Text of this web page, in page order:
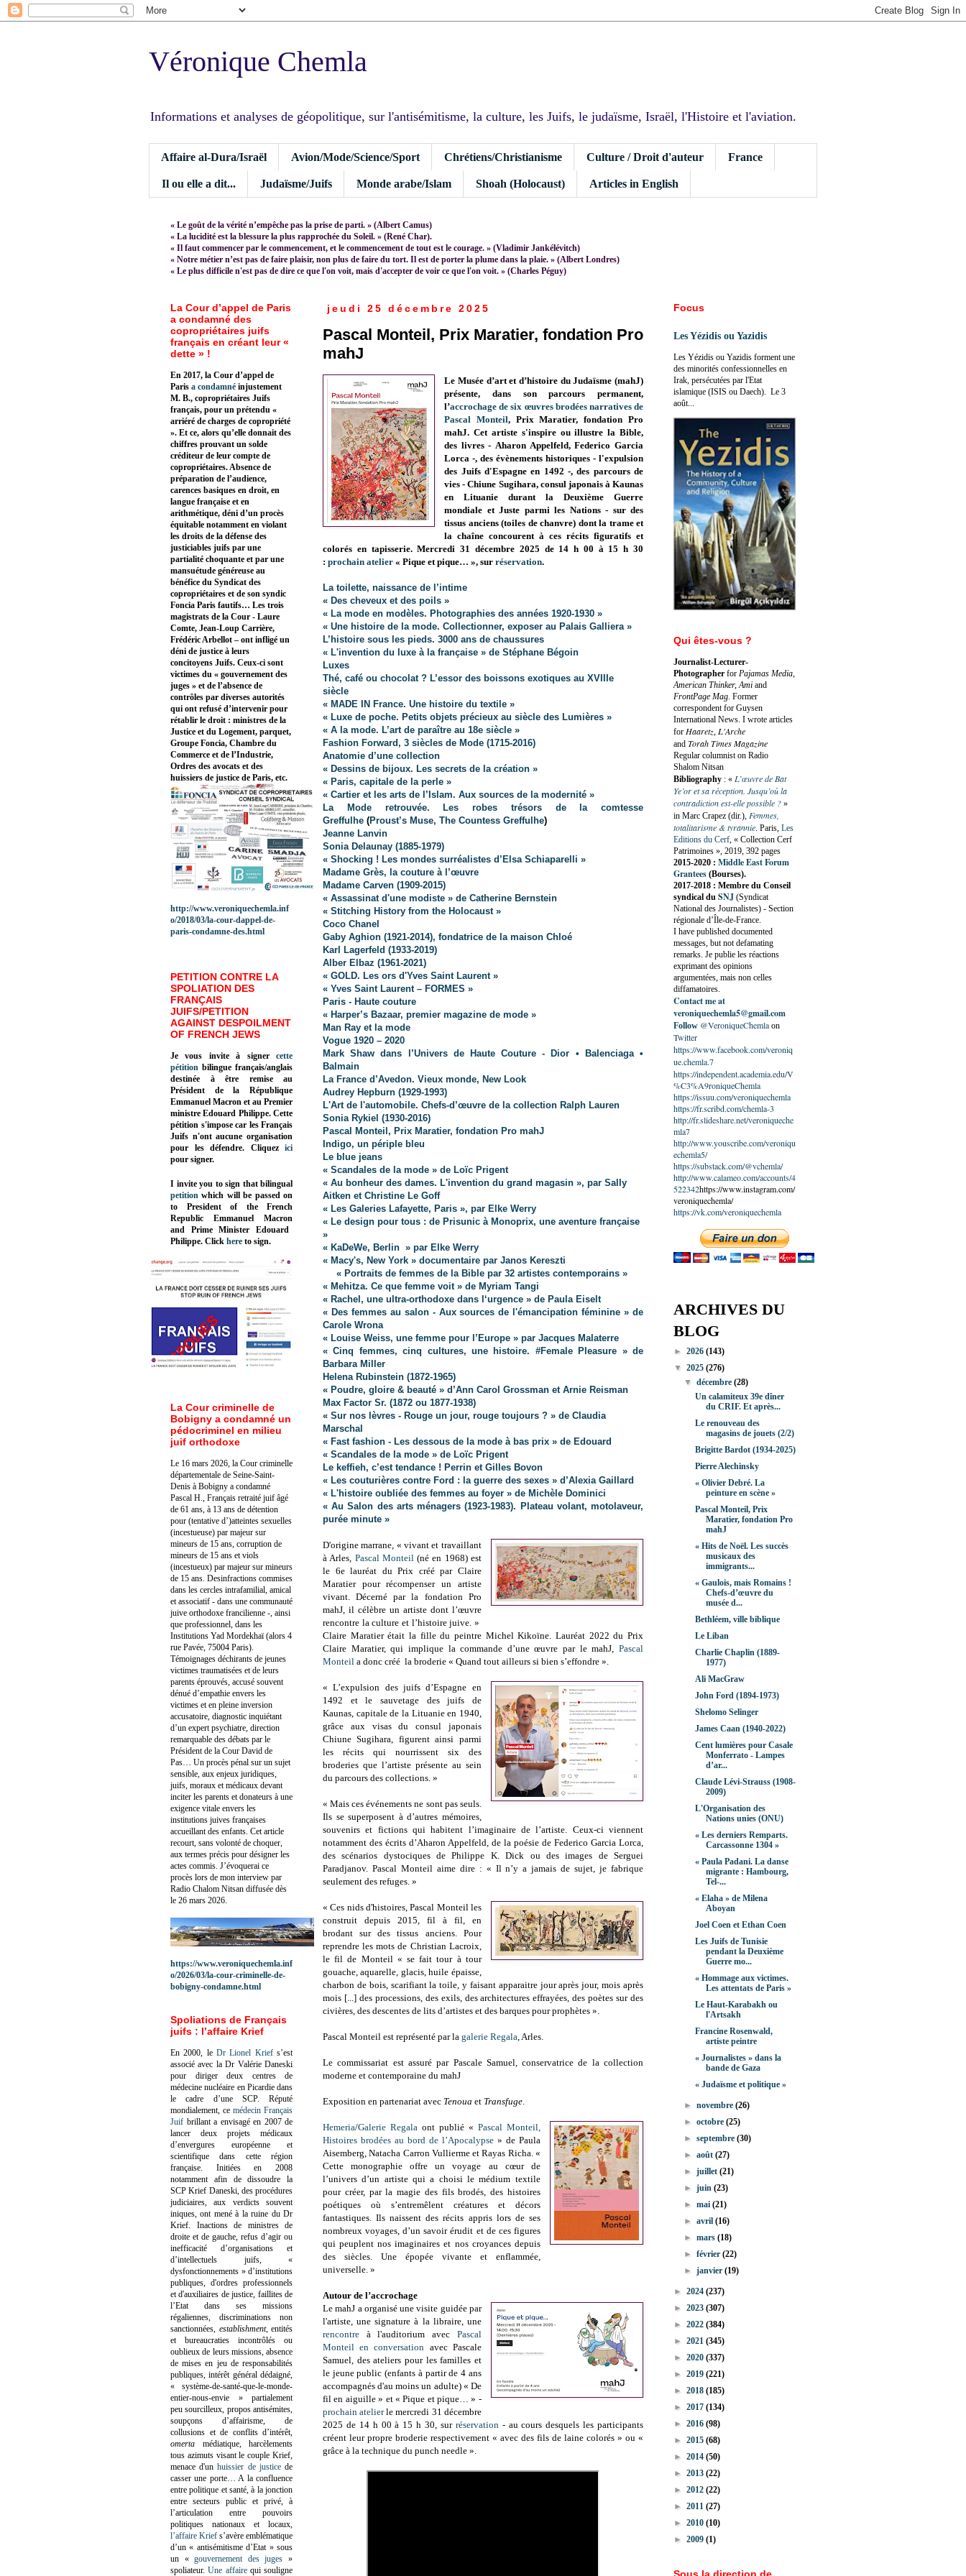
Véronique Chemla
Informations et analyses de géopolitique, sur l'antisémitisme, la culture, les Juifs, le judaïsme, Israël, l'Histoire et l'aviation.
Affaire al-Dura/Israël Avion/Mode/Science/Sport Chrétiens/Christianisme Culture / Droit d'auteur France
Il ou elle a dit... Judaïsme/Juifs Monde arabe/Islam Shoah (Holocaust) Articles in English
« Le goût de la vérité n’empêche pas la prise de parti. » (Albert Camus)
« La lucidité est la blessure la plus rapprochée du Soleil. » (René Char).
« Il faut commencer par le commencement, et le commencement de tout est le courage. » (Vladimir Jankélévitch)
« Notre métier n’est pas de faire plaisir, non plus de faire du tort. Il est de porter la plume dans la plaie. » (Albert Londres)
« Le plus difficile n'est pas de dire ce que l'on voit, mais d'accepter de voir ce que l'on voit. » (Charles Péguy)
jeudi 25 décembre 2025
Pascal Monteil, Prix Maratier, fondation Pro
mahJ
Le Musée d’art et d’histoire du Judaïsme (mahJ)
présente, dans son parcours permanent,
l’accrochage de six œuvres brodées narratives de
Pascal Monteil, Prix Maratier, fondation Pro
mahJ. Cet artiste s'inspire ou illustre la Bible,
des livres -Aharon Appelfeld, Federico Garcia
Lorca -, des évènements historiques - l'expulsion
des Juifs d'Espagne en 1492 -, des parcours de
vies -Chiune Sugihara, consul japonais à Kaunas
en Lituanie durant la Deuxième Guerre
mondiale et Juste parmi les Nations- sur des
tissus anciens (toiles de chanvre) dont la trame et
la chaîne concourent à ces récits figuratifs et
colorés en tapisserie. Mercredi 31 décembre 2025 de 14 h 00 à 15 h 30
: prochain atelier « Pique et pique… », sur réservation.
La toilette, naissance de l’intime
« Des cheveux et des poils »
« La mode en modèles. Photographies des années 1920-1930 »
« Une histoire de la mode. Collectionner, exposer au Palais Galliera »
L’histoire sous les pieds. 3000 ans de chaussures
« L'invention du luxe à la française » de Stéphane Bégoin
Luxes
Thé, café ou chocolat ? L’essor des boissons exotiques au XVIIIe
siècle
« MADE IN France. Une histoire du textile »
« Luxe de poche. Petits objets précieux au siècle des Lumières »
« A la mode. L’art de paraître au 18e siècle »
Fashion Forward, 3 siècles de Mode (1715-2016)
Anatomie d’une collection
« Dessins de bijoux. Les secrets de la création »
« Paris, capitale de la perle »
« Cartier et les arts de l’Islam. Aux sources de la modernité »
La Mode retrouvée. Les robes trésors de la comtesse
Greffulhe (Proust’s Muse, The Countess Greffulhe)
Jeanne Lanvin
Sonia Delaunay (1885-1979)
« Shocking ! Les mondes surréalistes d’Elsa Schiaparelli »
Madame Grès, la couture à l’œuvre
Madame Carven (1909-2015)
« Assassinat d'une modiste » de Catherine Bernstein
« Stitching History from the Holocaust »
Coco Chanel
Gaby Aghion (1921-2014), fondatrice de la maison Chloé
Karl Lagerfeld (1933-2019)
Alber Elbaz (1961-2021)
« GOLD. Les ors d'Yves Saint Laurent »
« Yves Saint Laurent – FORMES »
Paris - Haute couture
« Harper’s Bazaar, premier magazine de mode »
Man Ray et la mode
Vogue 1920 – 2020
Mark Shaw dans l’Univers de Haute Couture - Dior • Balenciaga •
Balmain
La France d’Avedon. Vieux monde, New Look
Audrey Hepburn (1929-1993)
L'Art de l'automobile. Chefs-d’œuvre de la collection Ralph Lauren
Sonia Rykiel (1930-2016)
Pascal Monteil, Prix Maratier, fondation Pro mahJ
Indigo, un périple bleu
Le blue jeans
« Scandales de la mode » de Loïc Prigent
« Au bonheur des dames. L'invention du grand magasin », par Sally
Aitken et Christine Le Goff
« Les Galeries Lafayette, Paris », par Elke Werry
« Le design pour tous : de Prisunic à Monoprix, une aventure française
»
« KaDeWe, Berlin » par Elke Werry
« Macy's, New York » documentaire par Janos Kereszti
« Portraits de femmes de la Bible par 32 artistes contemporains »
« Mehitza. Ce que femme voit » de Myriam Tangi
« Rachel, une ultra-orthodoxe dans l‘urgence » de Paula Eiselt
« Des femmes au salon - Aux sources de l'émancipation féminine » de
Carole Wrona
« Louise Weiss, une femme pour l’Europe » par Jacques Malaterre
« Cinq femmes, cinq cultures, une histoire. #Female Pleasure » de
Barbara Miller
Helena Rubinstein (1872-1965)
« Poudre, gloire & beauté » d’Ann Carol Grossman et Arnie Reisman
Max Factor Sr. (1872 ou 1877-1938)
« Sur nos lèvres - Rouge un jour, rouge toujours ? » de Claudia
Marschal
« Fast fashion - Les dessous de la mode à bas prix » de Edouard
« Scandales de la mode » de Loïc Prigent
Le keffieh, c’est tendance ! Perrin et Gilles Bovon
« Les couturières contre Ford : la guerre des sexes » d’Alexia Gaillard
« L'histoire oubliée des femmes au foyer » de Michèle Dominici
« Au Salon des arts ménagers (1923-1983). Plateau volant, motolaveur,
purée minute »
D'origine marrane, « vivant et travaillant
à Arles, Pascal Monteil(né en 1968) est
le 6e lauréat du Prix créé par Claire
Maratier pour récompenser un artiste
vivant. Décerné par la fondation Pro
mahJ, il célèbre un artiste dont l’œuvre
rencontre la culture et l’histoire juive. »
Claire Maratier était la fille du peintre Michel Kikoïne. Lauréat 2022 du Prix
Claire Maratier,qui implique la commande d’une œuvre par le mahJ,Pascal
Monteil a donc créé la broderie « Quand tout ailleurs si bien s’effondre ».
« L’expulsion des juifs d’Espagne en
1492 et le sauvetage des juifs de
Kaunas, capitale de la Lituanie en 1940,
grâce aux visas du consul japonais
Chiune Sugihara, figurent ainsi parmi
les récits qui nourrissent six des
broderies que l’artiste présente au sein
du parcours des collections. »
« Mais ces événements ne sont pas seuls.
Ils se superposent à d’autres mémoires,
souvenirs et fictions qui habitent l’imaginaire de l’artiste. Ceux-ci viennent
notamment des écrits d’Aharon Appelfeld, de la poésie de Federico Garcia Lorca,
des scénarios dystociques de Philippe K. Dick ou des images de Serguei
Paradjanov. Pascal Monteil aime dire : « Il n’y a jamais de sujet, je fabrique
seulement des refuges. »
« Ces nids d'histoires, Pascal Monteil les
construit depuis 2015, fil à fil, en
brodant sur des tissus anciens. Pour
reprendre les mots de Christian Lacroix,
le fil de Monteil « se fait tour à tour
gouache, aquarelle, glacis, huile épaisse,
charbon de bois, scarifiant la toile, y faisant apparaitre jour après jour, mois après
mois [...] des processions, des exils, des architectures effrayées, des poètes sur des
civières, des descentes de lits d’artistes et des barques pour prophètes ».
Pascal Monteil est représenté par la galerie Regala, Arles.
Le commissariat est assuré par Pascale Samuel, conservatrice de la collection
moderne et contemporaine du mahJ
Exposition en partenariat avec Tenoua et Transfuge.
Hemeria/Galerie Regalaont publié « Pascal Monteil,
Histoires brodées au bord de l’Apocalypse» de Paula
Aisemberg, Natacha Carron Vullierme et Rayas Richa. «
Cette monographie offre un voyage au cœur de
l’univers d’un artiste qui a choisi le médium textile
pour créer, par la magie des fils brodés, des histoires
poétiques où s’entremêlent créatures et décors
fantastiques. Ils naissent des récits appris lors de ses
nombreux voyages, d’un savoir érudit et de ces figures
qui peuplent nos imaginaires et nos croyances depuis
des siècles. Une épopée vivante et enflammée,
universelle. »
Autour de l’accrochage
Le mahJ a organisé une visite guidée par
l'artiste, une signature à la libraire, une
rencontre à l'auditorium avec Pascal
Monteil en conversation avec Pascale
Samuel, des ateliers pour les familles et
le jeune public (enfants à partir de 4 ans
accompagnés d'au moins un adulte) « De
fil en aiguille » et « Pique et pique… » -
prochain atelierle mercredi 31 décembre
2025 de 14 h 00 à 15 h 30, sur réservation- au cours desquels les participants
créent leur propre broderie respectivement « avec des fils de laine colorés » ou «
grâce à la technique du punch needle ».
La Cour d’appel de Paris
a condamné des
copropriétaires juifs
français en créant leur «
dette » !
En 2017, la Cour d’appel de
Paris a condamné injustement
M. B., copropriétaires Juifs
français, pour un prétendu «
arriéré de charges de copropriété
». Et ce, alors qu’elle donnait des
chiffres prouvant un solde
créditeur de leur compte de
copropriétaires. Absence de
préparation de l’audience,
carences basiques en droit, en
langue française et en
arithmétique, déni d’un procès
équitable notamment en violant
les droits de la défense des
justiciables juifs par une
partialité choquante et par une
mansuétude généreuse au
bénéfice du Syndicat des
copropriétaires et de son syndic
Foncia Paris fautifs… Les trois
magistrats de la Cour - Laure
Comte, Jean-Loup Carrière,
Frédéric Arbellot – ont infligé un
déni de justice à leurs
concitoyens Juifs. Ceux-ci sont
victimes du « gouvernement des
juges » et de l’absence de
contrôles par diverses autorités
qui ont refusé d’intervenir pour
rétablir le droit : ministres de la
Justice et du Logement, parquet,
Groupe Foncia, Chambre du
Commerce et de l’Industrie,
Ordres des avocats et des
huissiers de justice de Paris, etc.
http://www.veroniquechemla.inf
o/2018/03/la-cour-dappel-de-
paris-condamne-des.html
PETITION CONTRE LA
SPOLIATION DES
FRANÇAIS
JUIFS/PETITION
AGAINST DESPOILMENT
OF FRENCH JEWS
Je vous invite à signer cette
pétition bilingue français/anglais
destinée à être remise au
Président de la République
Emmanuel Macron et au Premier
ministre Edouard Philippe. Cette
pétition s'impose car les Français
Juifs n'ont aucune organisation
pour les défendre. Cliquez
ici
pour signer.
I invite you to sign that bilingual
petition which will be passed on
to President of the French
Republic Emmanuel Macron
and Prime Minister Edouard
Philippe. Click here to sign.
La Cour criminelle de
Bobigny a condamné un
pédocriminel en milieu
juif orthodoxe
Le 16 mars 2026, la Cour criminelle
départementale de Seine-Saint-
Denis à Bobigny a condamné
Pascal H., Français retraité juif âgé
de 61 ans, à 13 ans de détention
pour (tentative d’)atteintes sexuelles
(incestueuse) par majeur sur
mineurs de 15 ans, corruption de
mineurs de 15 ans et viols
(incestueux) par majeur sur mineurs
de 15 ans. Desinfractions commises
dans les cercles intrafamilial, amical
et associatif - dans une communauté
juive orthodoxe francilienne -, ainsi
que professionnel, dans les
Institutions Yad Mordekhaï (alors 4
rue Pavée, 75004 Paris).
Témoignages déchirants de jeunes
victimes traumatisées et de leurs
parents éprouvés, accusé souvent
dénué d’empathie envers les
victimes et en pleine inversion
accusatoire, diagnostic inquiétant
d’un expert psychiatre, direction
remarquable des débats par le
Président de la Cour David de
Pas… Un procès pénal sur un sujet
sensible, aux enjeux juridiques,
juifs, moraux et médicaux devant
inciter les parents et donateurs à une
exigence vitale envers les
institutions juives françaises
accueillant des enfants. Cet article
recourt, sans volonté de choquer,
aux termes précis pour désigner les
actes commis. J’évoquerai ce
procès lors de mon interview par
Radio Chalom Nitsan diffusée dès
le 26 mars 2026.
https://www.veroniquechemla.inf
o/2026/03/la-cour-criminelle-de-
bobigny-condamne.html
Spoliations de Français
juifs : l’affaire Krief
En 2000, le Dr Lionel Kriefs’est
associé avec la Dr Valérie Daneski
pour diriger deux centres de
médecine nucléaire en Picardie dans
le cadre d’une SCP. Réputé
mondialement, ce médecin Français
Juif brillant a envisagé en 2007 de
lancer deux projets médicaux
d’envergures européenne et
scientifique dans cette région
française. Initiées en 2008
notamment afin de dissoudre la
SCP Krief Daneski, des procédures
judiciaires, aux verdicts souvent
iniques, ont mené à la ruine du Dr
Krief. Inactions de ministres de
droite et de gauche, refus d’agir ou
inefficacité d’organisations et
d’intellectuels juifs, «
dysfonctionnements » d’institutions
publiques, d'ordres professionnels
et d'auxiliaires de justice, faillites de
l’Etat dans ses missions
régaliennes, discriminations non
sanctionnées, establishment, entités
et bureaucraties incontrôlés ou
oublieux de leurs missions, absence
de mises en jeu de responsabilités
publiques, intérêt général dédaigné,
« système-de-santé-que-le-monde-
entier-nous-envie » partialement
peu sourcilleux, propos antisémites,
soupçons d’affairisme, de
collusions et de conflits d’intérêt,
omerta médiatique, harcèlements
tous azimuts visant le couple Krief,
menace d'unhuissier de justicede
casser une porte… A la confluence
entre politique et santé, à la jonction
entre secteurs public et privé, à
l’articulation entre pouvoirs
politiques nationaux et locaux,
l’affaire Krief s’avère emblématique
d’un « antisémitisme d’Etat » sous
un «gouvernement des juges »
spoliateur.Une affairequi souligne
Focus
Les Yézidis ou Yazidis
Les Yézidis ou Yazidis forment une
des minorités confessionnelles en
Irak, persécutées par l'Etat
islamique (ISIS ou Daech). Le 3
août...
Qui êtes-vous ?
Journalist-Lecturer-
Photographer for Pajamas Media,
American Thinker, Ami and
FrontPage Mag. Former
correspondent for Guysen
International News. I wrote articles
for Haaretz, L'Arche
and Torah Times Magazine
Regular columnist on Radio
Shalom Nitsan
Bibliography : « L’œuvre de Bat
Ye’or et sa réception. Jusqu’où la
contradiction est-elle possible ? »
in Marc Crapez (dir.), Femmes,
totalitarisme & tyrannie. Paris, Les
Editions du Cerf, « Collection Cerf
Patrimoines », 2019, 392 pages
2015-2020 : Middle East Forum
Grantees (Bourses).
2017-2018 : Membre du Conseil
syndical du SNJ (Syndicat
National des Journalistes) - Section
régionale d’Île-de-France.
I have published documented
messages, but not defamating
remarks. Je publie les réactions
exprimant des opinions
argumentées, mais non celles
diffamatoires.
Contact me at
veroniquechemla5@gmail.com
Follow @VeroniqueChemlaon
Twitter
https://www.facebook.com/veroniq
ue.chemla.7
https://independent.academia.edu/V
%C3%A9roniqueChemla
https://issuu.com/veroniquechemla
https://fr.scribd.com/chemla-3
http://fr.slideshare.net/veroniqueche
mla7
http://www.youscribe.com/veroniqu
echemla5/
https://substack.com/@vchemla/
http://www.calameo.com/accounts/4
522342https://www.instagram.com/
veroniquechemla/
https://vk.com/veroniquechemla
ARCHIVES DU
BLOG
► 2026 (143)
▼ 2025 (276)
▼décembre(28)
Un calamiteux 39e dîner
du CRIF. Et après...
Le renouveau des
magasins de jouets (2/2)
Brigitte Bardot (1934-2025)
Pierre Alechinsky
« Olivier Debré. La
peinture en scène »
Pascal Monteil, Prix
Maratier, fondation Pro
mahJ
« Hits de Noël. Les succès
musicaux des
immigrants...
« Gaulois, mais Romains !
Chefs-d’œuvre du
musée d...
Bethléem, ville biblique
Le Liban
Charlie Chaplin (1889-
1977)
Ali MacGraw
John Ford (1894-1973)
Shelomo Selinger
James Caan (1940-2022)
Cent lumières pour Casale
Monferrato - Lampes
d’ar...
Claude Lévi-Strauss (1908-
2009)
L'Organisation des
Nations unies (ONU)
« Les derniers Remparts.
Carcassonne 1304 »
« Paula Padani. La danse
migrante : Hambourg,
Tel-...
« Elaha » de Milena
Aboyan
Joel Coen et Ethan Coen
Les Juifs de Tunisie
pendant la Deuxième
Guerre mo...
« Hommage aux victimes.
Les attentats de Paris »
Le Haut-Karabakh ou
l'Artsakh
Francine Rosenwald,
artiste peintre
« Journalistes » dans la
bande de Gaza
« Judaïsme et politique »
►novembre(26)
►octobre(25)
►septembre(30)
►août(27)
►juillet(21)
►juin(23)
►mai(21)
►avril(16)
►mars(18)
►février(22)
►janvier(19)
► 2024 (237)
► 2023 (307)
► 2022 (384)
► 2021 (345)
► 2020 (337)
► 2019 (221)
► 2018 (185)
► 2017 (134)
► 2016 (98)
► 2015 (68)
► 2014 (50)
► 2013 (22)
► 2012 (22)
► 2011 (27)
► 2010 (10)
► 2009 (1)